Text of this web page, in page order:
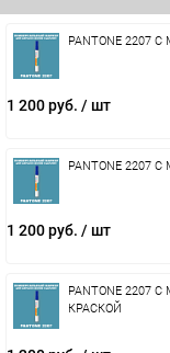
PANTONE 2207
1 200 руб. / шт
PANTONE 2207
1 200 руб. / шт
PANTONE 2207
КРАСКОЙ